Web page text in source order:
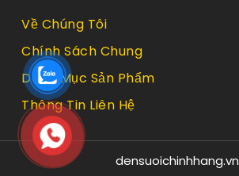
Về Chúng Tôi
Chính Sách Chung
Danh Mục Sản Phẩm
Thông Tin Liên Hệ
densuoichinhhang.vn